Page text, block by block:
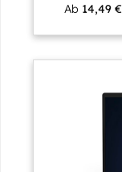
Ab 14,49